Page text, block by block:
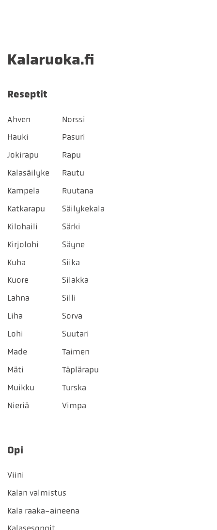
Kalaruoka.fi
Reseptit
Ahven
Hauki
Jokirapu
Kalasäilyke
Kampela
Katkarapu
Kilohaili
Kirjolohi
Kuha
Kuore
Lahna
Liha
Lohi
Made
Mäti
Muikku
Nieriä
Norssi
Pasuri
Rapu
Rautu
Ruutana
Säilykekala
Särki
Säyne
Siika
Silakka
Silli
Sorva
Suutari
Taimen
Täplärapu
Turska
Vimpa
Opi
Viini
Kalan valmistus
Kala raaka-aineena